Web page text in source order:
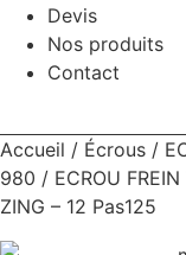
Devis
Nos produits
Contact
Accueil / Écrous /
980 / ECROU
ZING – 12 Pas125